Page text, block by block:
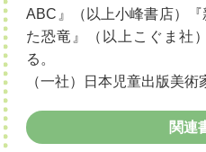
ABC』（以上小峰書店）
た恐竜』（以上こぐま社
る。
（一社）日本児童出版美術
関連